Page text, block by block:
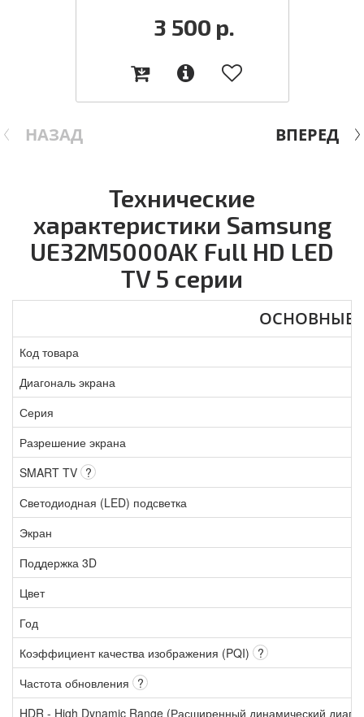
НАЗАД
3 500 р.
ВПЕРЕД
Технические
характеристики Samsung
UE32M5000AK Full HD LED
TV 5 серии
ОСНОВНЫЕ
Код товара
Диагональ экрана
Серия
Разрешение экрана
SMART TV ?
Светодиодная (LED) подсветка
Экран
Поддержка 3D
Цвет
Год
Коэффициент качества изображения (PQI) ?
Частота обновления ?
HDR - High Dynamic Range (Расширенный динамический